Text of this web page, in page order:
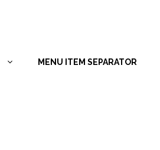
MENU ITEM SEPARATOR